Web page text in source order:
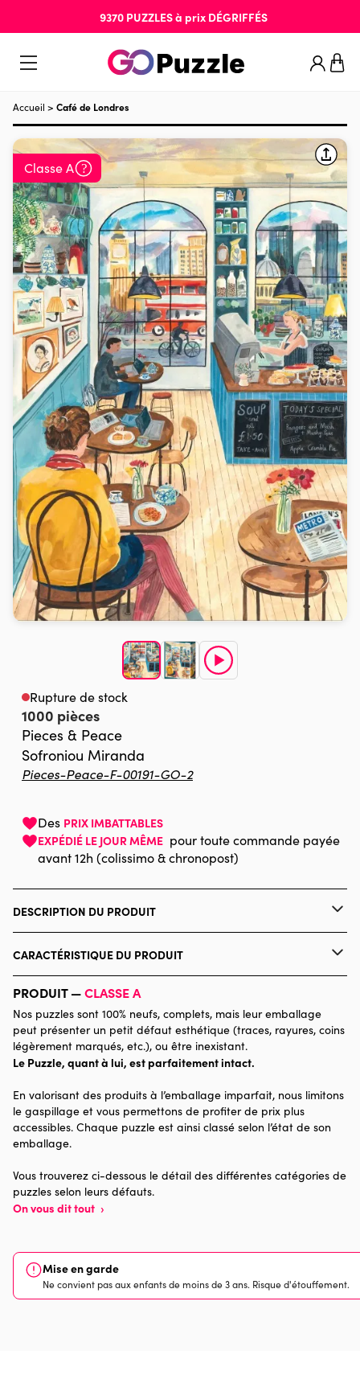
9370 PUZZLESà prix DÉGRIFFÉS
Accueil > Café de Londres
Classe A
Rupture de stock
1000 pièces
Pieces & Peace
Sofroniou Miranda
Pieces-Peace-F-00191-GO-2
Des PRIX IMBATTABLES
EXPÉDIÉ LE JOUR MÊME pour toute commande payée
avant 12h (colissimo & chronopost)
DESCRIPTION DU PRODUIT
Miranda Sofroniou
CARACTÉRISTIQUE DU PRODUIT
Catégorie Puzzles - Déco et Objets
Age
Puzzle pour Adultes (500 à
Provenance Made in France
Dimensions
PRODUIT —CLASSE A
Nos puzzles sont 100% neufs, complets, mais leur emballage
peut présenter un petit défaut esthétique (traces, rayures, coins
légèrement marqués, etc.), ou être inexistant.
Le Puzzle, quant à lui, est parfaitement intact.
En valorisant des produits à l’emballage imparfait, nous limitons
le gaspillage et vous permettons de profiter de prix plus
accessibles. Chaque puzzle est ainsi classé selon l’état de son
emballage.
Vous trouverez ci-dessous le détail des différentes catégories de
puzzles selon leurs défauts.
On vous dit tout ›
Mise en garde
Ne convient pas aux enfants de moins de 3 ans. Risque d'étouffement.